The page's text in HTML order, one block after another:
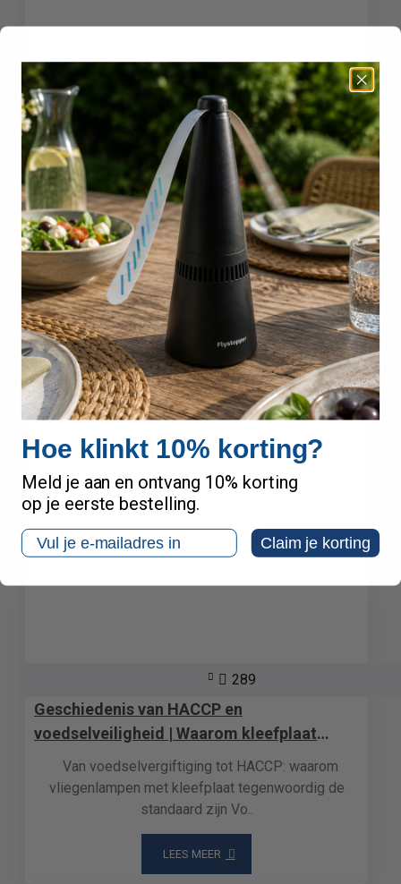
542
Waar plaats je een vliegenlamp? | De
complete gids voor optimale werking
Waar plaats je een vliegenlamp? De beste plek
voor optimaal resultaat Een vliegenlamp werkt
alleen goed ..
LEES MEER
09jun
289
Geschiedenis van HACCP en
voedselveiligheid | Waarom kleefplaat
vliegenlampen de standaard zijn
Van voedselvergiftiging tot HACCP: waarom
vliegenlampen met kleefplaat tegenwoordig de
standaard zijn Vo..
LEES MEER
Hoe klinkt 10% korting?
Meld je aan en ontvang 10% korting
op je eerste bestelling.
Email Claim je korting